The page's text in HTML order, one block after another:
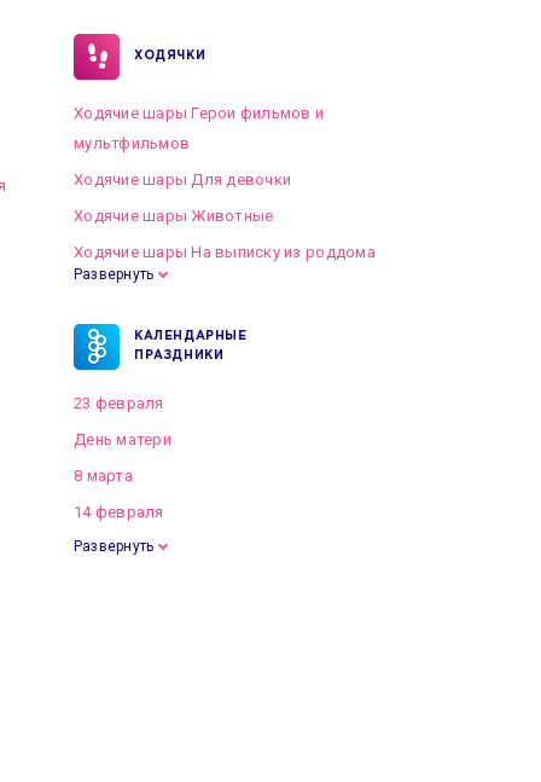
ХОДЯЧКИ
Ходячие шары Герои фильмов и
мультфильмов
Ходячие шары Для девочки
Ходячие шары Животные
Ходячие шары На выписку из роддома
Развернуть
КАЛЕНДАРНЫЕ
ПРАЗДНИКИ
23 февраля
День матери
8 марта
14 февраля
Развернуть